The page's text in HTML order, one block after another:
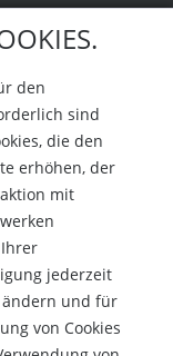
den
sind
die den
erhöhen, der
mit
jederzeit
und für
von Cookies